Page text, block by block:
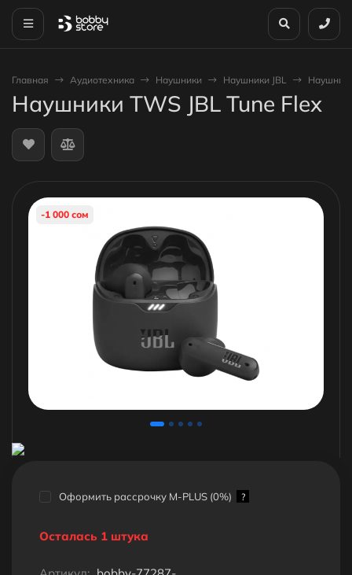
Главная Аудиотехника Наушники Наушники JBL
Наушники TWS JBL Tune Flex
-1 000 сом
Оформить рассрочку M-PLUS (0%) ?
Осталась 1 штука